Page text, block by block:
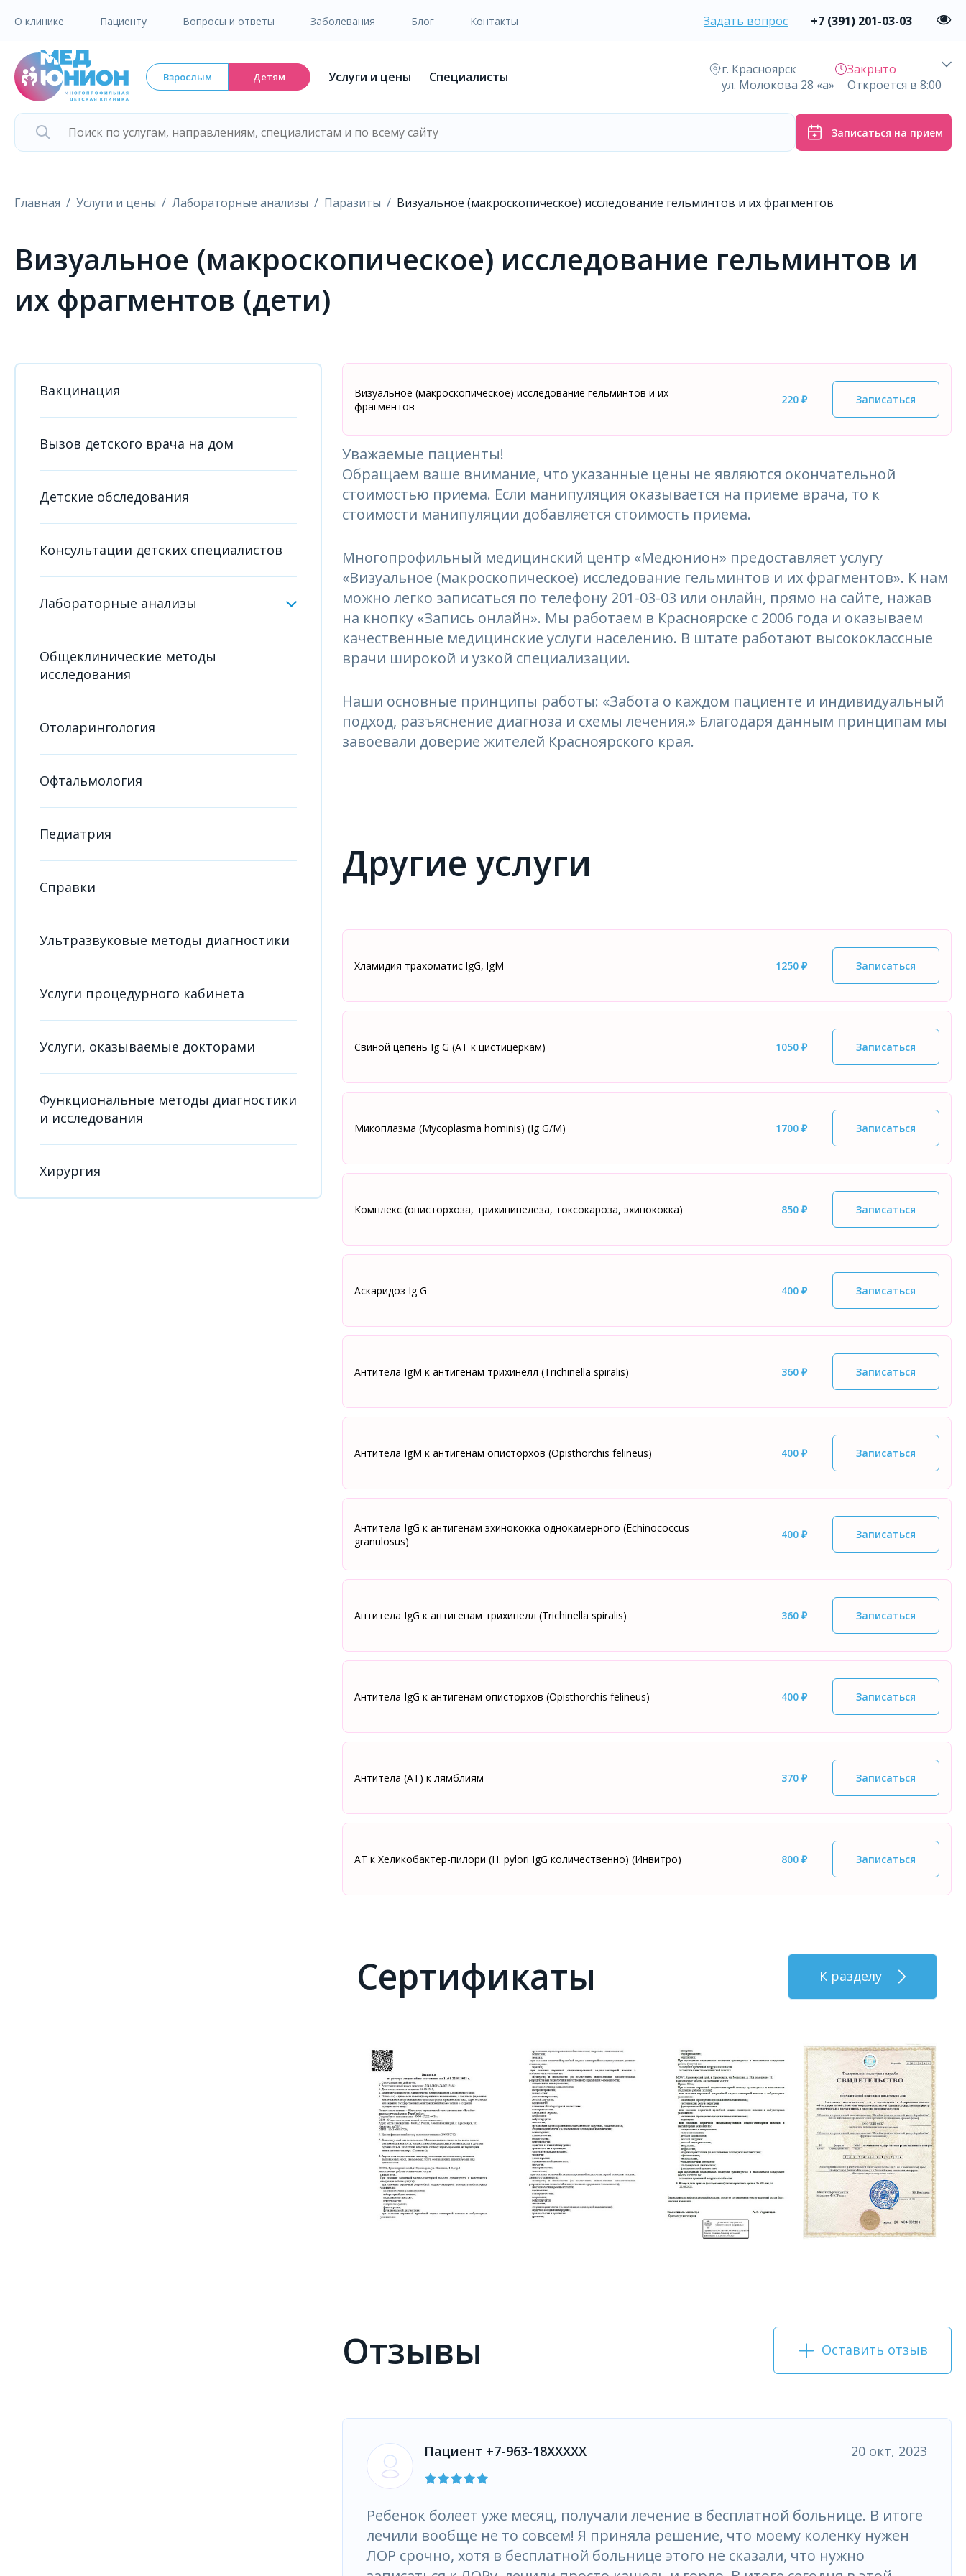
О клинике Пациенту Вопросы и ответы Заболевания Блог Контакты Задать вопрос +7 (391) 201-03-03
Взрослым Детям Услуги и цены Специалисты
г. Красноярск
ул. Молокова 28 «а»
Закрыто
Откроется в 8:00
Записаться на прием
Главная Услуги и цены Лабораторные анализы Паразиты Визуальное (макроскопическое) исследование гельминтов и их фрагментов
Визуальное (макроскопическое) исследование гельминтов и
их фрагментов (дети)
Вакцинация
Вызов детского врача на дом
Детские обследования
Консультации детских специалистов
Лабораторные анализы
Общеклинические методы
исследования
Отоларингология
Офтальмология
Педиатрия
Справки
Ультразвуковые методы диагностики
Услуги процедурного кабинета
Услуги, оказываемые докторами
Функциональные методы диагностики
и исследования
Хирургия
Визуальное (макроскопическое) исследование гельминтов и их
фрагментов
220 ₽ Записаться
Уважаемые пациенты!
Обращаем ваше внимание, что указанные цены не являются окончательной
стоимостью приема. Если манипуляция оказывается на приеме врача, то к
стоимости манипуляции добавляется стоимость приема.
Многопрофильный медицинский центр «Медюнион» предоставляет услугу
«Визуальное (макроскопическое) исследование гельминтов и их фрагментов». К нам
можно легко записаться по телефону 201-03-03 или онлайн, прямо на сайте, нажав
на кнопку «Запись онлайн». Мы работаем в Красноярске с 2006 года и оказываем
качественные медицинские услуги населению. В штате работают высококлассные
врачи широкой и узкой специализации.
Наши основные принципы работы: «Забота о каждом пациенте и индивидуальный
подход, разъяснение диагноза и схемы лечения.» Благодаря данным принципам мы
завоевали доверие жителей Красноярского края.
Другие услуги
Хламидия трахоматис lgG, lgM 1250 ₽ Записаться
Свиной цепень Ig G (АТ к цистицеркам) 1050 ₽ Записаться
Микоплазма (Mycoplasma hominis) (Ig G/М) 1700 ₽ Записаться
Комплекс (описторхоза, трихининелеза, токсокароза, эхинококка) 850 ₽ Записаться
Аскаридоз Ig G 400 ₽ Записаться
Антитела IgМ к антигенам трихинелл (Trichinella spiralis) 360 ₽ Записаться
Антитела IgМ к антигенам описторхов (Opisthorchis felineus) 400 ₽ Записаться
Антитела IgG к антигенам эхинококка однокамерного (Echinococcus
granulosus)
400 ₽ Записаться
Антитела IgG к антигенам трихинелл (Trichinella spiralis) 360 ₽ Записаться
Антитела IgG к антигенам описторхов (Opisthorchis felineus) 400 ₽ Записаться
Антитела (АТ) к лямблиям 370 ₽ Записаться
АТ к Хеликобактер-пилори (H. pylori IgG количественно) (Инвитро) 800 ₽ Записаться
Сертификаты К разделу
Отзывы Оставить отзыв
Пациент +7-963-18XXXXX 20 окт, 2023
Ребенок болеет уже месяц, получали лечение в бесплатной больнице. В итоге
лечили вообще не то совсем! Я приняла решение, что моему коленку нужен
ЛОР срочно, хотя в бесплатной больнице этого не сказали, что нужно